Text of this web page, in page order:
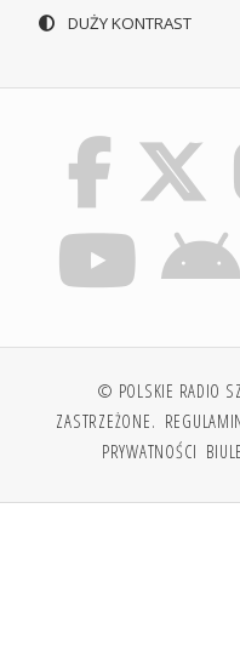
DUŻY KONTRAST
© POLSKIE RADIO
ZASTRZEŻONE.
PRYWATNOŚCI